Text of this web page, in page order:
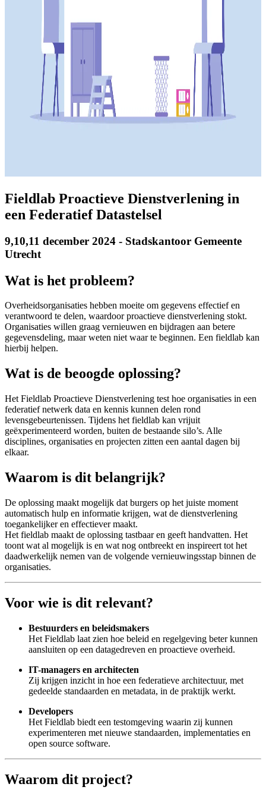
Fieldlab Proactieve Dienstverlening in
een Federatief Datastelsel
9,10,11 december 2024 - Stadskantoor Gemeente
Utrecht
Wat is het probleem?
Overheidsorganisaties hebben moeite om gegevens effectief en
verantwoord te delen, waardoor proactieve dienstverlening stokt.
Organisaties willen graag vernieuwen en bijdragen aan betere
gegevensdeling, maar weten niet waar te beginnen. Een fieldlab kan
hierbij helpen.
Wat is de beoogde oplossing?
Het Fieldlab Proactieve Dienstverlening test hoe organisaties in een
federatief netwerk data en kennis kunnen delen rond
levensgebeurtenissen. Tijdens het fieldlab kan vrijuit
geëxperimenteerd worden, buiten de bestaande silo’s. Alle
disciplines, organisaties en projecten zitten een aantal dagen bij
elkaar.
Waarom is dit belangrijk?
De oplossing maakt mogelijk dat burgers op het juiste moment
automatisch hulp en informatie krijgen, wat de dienstverlening
toegankelijker en effectiever maakt.
Het fieldlab maakt de oplossing tastbaar en geeft handvatten. Het
toont wat al mogelijk is en wat nog ontbreekt en inspireert tot het
daadwerkelijk nemen van de volgende vernieuwingsstap binnen de
organisaties.
Voor wie is dit relevant?
Bestuurders en beleidsmakers
Het Fieldlab laat zien hoe beleid en regelgeving beter kunnen
aansluiten op een datagedreven en proactieve overheid.
IT-managers en architecten
Zij krijgen inzicht in hoe een federatieve architectuur, met
gedeelde standaarden en metadata, in de praktijk werkt.
Developers
Het Fieldlab biedt een testomgeving waarin zij kunnen
experimenteren met nieuwe standaarden, implementaties en
open source software.
Waarom dit project?